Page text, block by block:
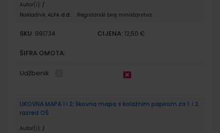
Autor(i): /
Nakladnik: ALFA d.d. Registarski broj ministarstva:
SKU: 991734 CIJENA: 12,50 €
ŠIFRA OMOTA:
Udžbenik
LIKOVNA MAPA 1 i 2; likovna mapa s kolažnim papirom za 1. i 2.
razred OŠ
Autor(i): /